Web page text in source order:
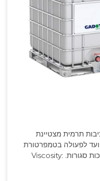
תרמית מצטיינת
לפעולה בטמפרטורת
נפח שבין ‎-6°C ל-300°C במערכות סגורות. Viscosity: